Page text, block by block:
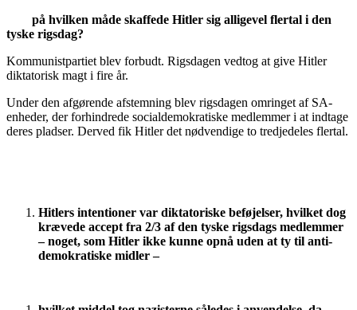
på hvilken måde skaffede Hitler sig alligevel flertal i den
tyske rigsdag?
Kommunistpartiet blev forbudt. Rigsdagen vedtog at give Hitler
diktatorisk magt i fire år.
Under den afgørende afstemning blev rigsdagen omringet af SA-
enheder, der forhindrede socialdemokratiske medlemmer i at indtage
deres pladser. Derved fik Hitler det nødvendige to tredjedeles flertal.
Hitlers intentioner var diktatoriske beføjelser, hvilket dog
krævede accept fra 2/3 af den tyske rigsdags medlemmer
– noget, som Hitler ikke kunne opnå uden at ty til anti-
demokratiske midler –